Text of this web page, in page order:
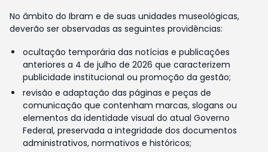
No âmbito do Ibram e de suas unidades museológicas,
deverão ser observadas as seguintes providências:
ocultação temporária das notícias e publicações
anteriores a 4 de julho de 2026 que caracterizem
publicidade institucional ou promoção da gestão;
revisão e adaptação das páginas e peças de
comunicação que contenham marcas, slogans ou
elementos da identidade visual do atual Governo
Federal, preservada a integridade dos documentos
administrativos, normativos e históricos;